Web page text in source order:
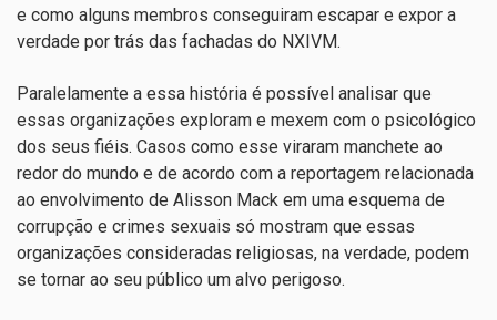
e como alguns membros conseguiram escapar e expor a
verdade por trás das fachadas do NXIVM.
Paralelamente a essa história é possível analisar que
essas organizações exploram e mexem com o psicológico
dos seus fiéis. Casos como esse viraram manchete ao
redor do mundo e de acordo com a reportagem relacionada
ao envolvimento de Alisson Mack em uma esquema de
corrupção e crimes sexuais só mostram que essas
organizações consideradas religiosas, na verdade, podem
se tornar ao seu público um alvo perigoso.